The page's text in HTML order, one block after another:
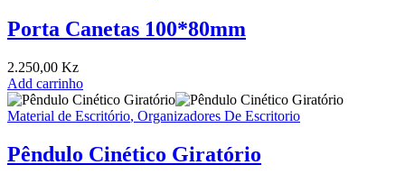
Porta Canetas 100*80mm
2.250,00 Kz
Add carrinho
Material de Escritório, Organizadores De Escritorio
Pêndulo Cinético Giratório